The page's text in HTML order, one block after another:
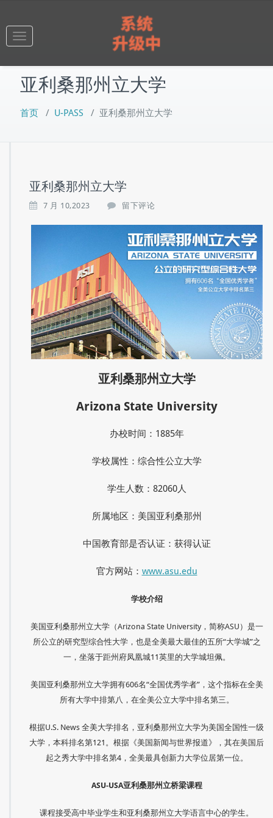
Toggle
亚利桑那州立大学
首页 / U-PASS / 亚利桑那州立大学
亚利桑那州立大学
7 月 10,2023 留下评论
亚利桑那州立大学
Arizona State University
办校时间：1885年
学校属性：综合性公立大学
学生人数：82060人
所属地区：美国亚利桑那州
中国教育部是否认证：获得认证
官方网站： www.asu.edu
学校介绍
美国亚利桑那州立大学（Arizona State University，简称ASU）是一
所公立的研究型综合性大学，也是全美最大最佳的五所“大学城”之
一，坐落于距州府凤凰城11英里的大学城坦佩。
美国亚利桑那州立大学拥有606名“全国优秀学者”，这个指标在全美
所有大学中排第八，在全美公立大学中排名第三。
根据U.S. News 全美大学排名，亚利桑那州立大学为美国全国性一级
大学，本科排名第121。根据《美国新闻与世界报道》，其在美国后
起之秀大学中排名第4，全美最具创新力大学位居第一位。
ASU-USA亚利桑那州立桥梁课程
课程接受高中毕业学生和亚利桑那州立大学语言中心的学生。